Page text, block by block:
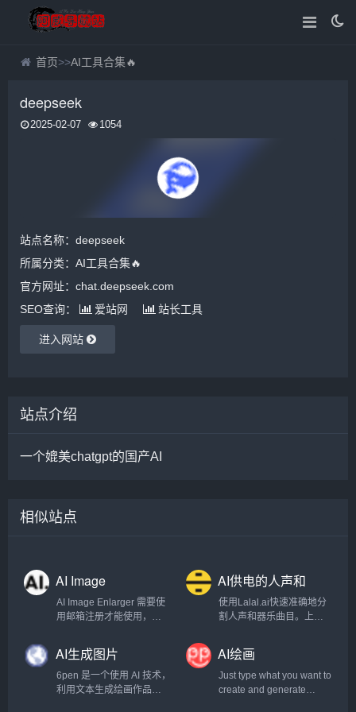
首页>>AI工具合集🔥
deepseek
2025-02-07 1054
站点名称：deepseek
所属分类： AI工具合集🔥
官方网址：chat.deepseek.com
SEO查询：
爱站网 站长工具
进入网站
站点介绍
一个媲美chatgpt的国产AI
相似站点
AI Image
Enlarger
AI Image Enlarger 需要使
用邮箱注册才能使用，注
额度。
AI供电的人声和
器乐曲目清除器
使用Lalal.ai快速准确地分
割人声和器乐曲目。上传
内接收高质量的提取曲
目。.
AI生成图片
6pen 是一个使用 AI 技术，
利用文本生成绘画作品的
AI绘画
Just type what you want to
create and generate